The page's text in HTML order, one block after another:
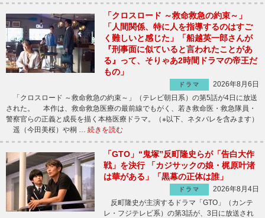
「クロスロード ～救命救急の約束～」
「人間関係、特に人を指導するのはすご
く難しいと感じた」「船越英一郎さんが
『刑事面に似ていると言われたことがあ
る』って、そりゃあ2時間ドラマの帝王だ
もの」
ドラマ
2026年8月6日
「クロスロード ～救命救急の約束～」（テレビ朝日系）の第5話が4日に放送
された。 本作は、救命救急医療の最前線でもがく、若き救命医・救急隊員・
警察官らの正義と成長を描く本格医療ドラマ。（※以下、ネタバレを含みます）
遥（今田美桜）や桐 … 続きを読む
「GTO」“鬼塚”反町隆史らが「告白大作
戦」を決行 「カジサックの娘・梶原叶渚
は華がある」「黒幕の正体は誰」
ドラマ
2026年8月4日
反町隆史が主演するドラマ「GTO」（カンテ
レ・フジテレビ系）の第3話が、3日に放送され